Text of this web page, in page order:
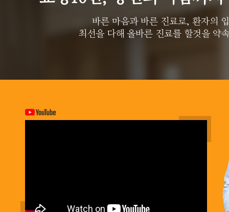
바른 마음과 바른 진료로, 환자의
최선을 다해 올바른 진료를 할것을 약